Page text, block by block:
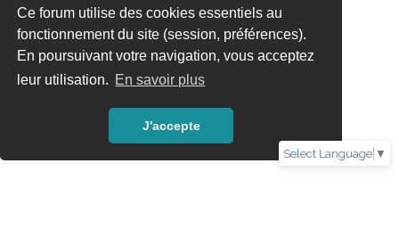
Ce forum utilise des cookies essentiels au
fonctionnement du site (session, préférences).
En poursuivant votre navigation, vous acceptez
leur utilisation. En savoir plus
J'accepte
Select Language ▼